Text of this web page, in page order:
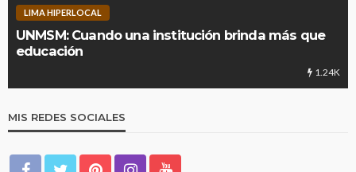
LIMA HIPERLOCAL
UNMSM: Cuando una institución brinda más que
educación
1.24K
MIS REDES SOCIALES